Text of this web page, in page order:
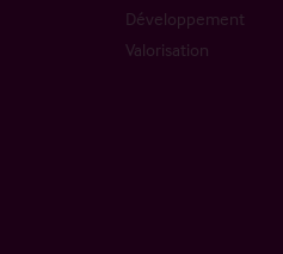
Développement
Valorisation